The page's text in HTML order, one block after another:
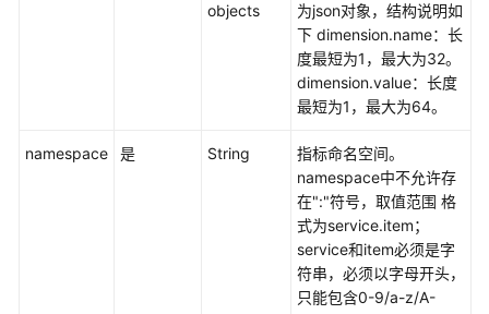
区
objects
为json对象，结构说明如
下 dimension.name：长
度最短为1，最大为32。
dimension.value：长度
最短为1，最大为64。
namespace 是 String
指标命名空间。
namespace中不允许存
在":"符号，取值范围 格
式为service.item；
service和item必须是字
符串，必须以字母开头，
只能包含0-9/a-z/A-